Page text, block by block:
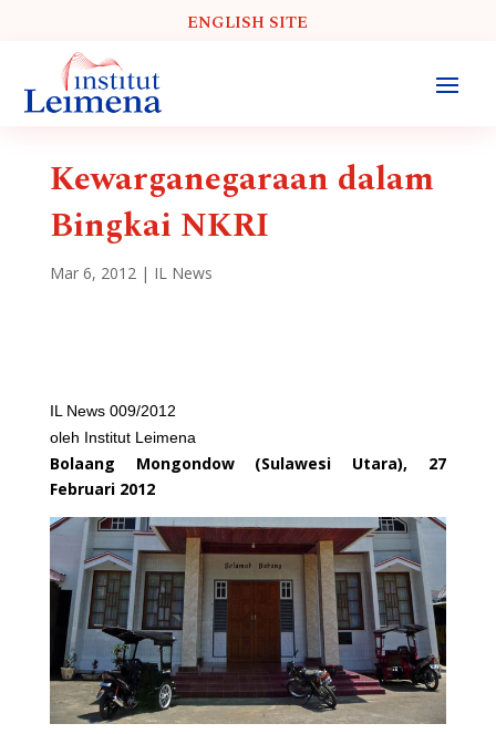
ENGLISH SITE
Kewarganegaraan dalam
Bingkai NKRI
Mar 6, 2012 | IL News
IL News 009/2012
oleh Institut Leimena
Bolaang Mongondow (Sulawesi Utara), 27
Februari 2012